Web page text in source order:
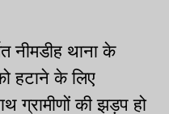
नीमडीह थाना के
हटाने के लिए
ग्रामीणों की झड़प हो